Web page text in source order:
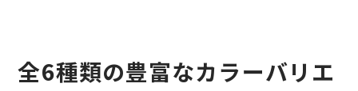
全6種類の豊富なカラーバリエ